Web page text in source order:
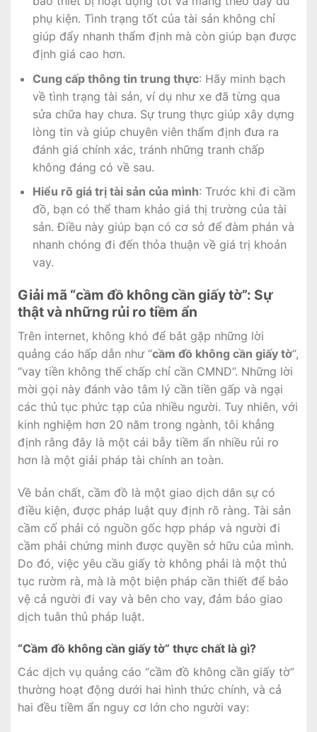
phụ kiện. Tình trạng tốt của tài sản không chỉ
giúp đẩy nhanh thẩm định mà còn giúp bạn được
định giá cao hơn.
Cung cấp thông tin trung thực: Hãy minh bạch
về tình trạng tài sản, ví dụ như xe đã từng qua
sửa chữa hay chưa. Sự trung thực giúp xây dựng
lòng tin và giúp chuyên viên thẩm định đưa ra
đánh giá chính xác, tránh những tranh chấp
không đáng có về sau.
Hiểu rõ giá trị tài sản của mình: Trước khi đi cầm
đồ, bạn có thể tham khảo giá thị trường của tài
sản. Điều này giúp bạn có cơ sở để đàm phán và
nhanh chóng đi đến thỏa thuận về giá trị khoản
vay.
Giải mã “cầm đồ không cần giấy tờ”: Sự
thật và những rủi ro tiềm ẩn
Trên internet, không khó để bắt gặp những lời
quảng cáo hấp dẫn như “cầm đồ không cần giấy tờ“,
“vay tiền không thế chấp chỉ cần CMND”. Những lời
mời gọi này đánh vào tâm lý cần tiền gấp và ngại
các thủ tục phức tạp của nhiều người. Tuy nhiên, với
kinh nghiệm hơn 20 năm trong ngành, tôi khẳng
định rằng đây là một cái bẫy tiềm ẩn nhiều rủi ro
hơn là một giải pháp tài chính an toàn.
Về bản chất, cầm đồ là một giao dịch dân sự có
điều kiện, được pháp luật quy định rõ ràng. Tài sản
cầm cố phải có nguồn gốc hợp pháp và người đi
cầm phải chứng minh được quyền sở hữu của mình.
Do đó, việc yêu cầu giấy tờ không phải là một thủ
tục rườm rà, mà là một biện pháp cần thiết để bảo
vệ cả người đi vay và bên cho vay, đảm bảo giao
dịch tuân thủ pháp luật.
“Cầm đồ không cần giấy tờ” thực chất là gì?
Các dịch vụ quảng cáo “cầm đồ không cần giấy tờ”
thường hoạt động dưới hai hình thức chính, và cả
hai đều tiềm ẩn nguy cơ lớn cho người vay: